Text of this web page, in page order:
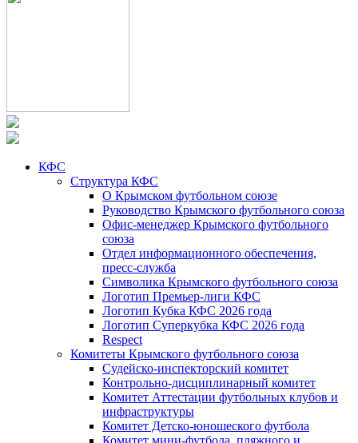
КФС
Структура КФС
О Крымском футбольном союзе
Руководство Крымского футбольного союза
Офис-менеджер Крымского футбольного
союза
Отдел информационного обеспечения,
пресс-служба
Символика Крымского футбольного союза
Логотип Премьер-лиги КФС
Логотип Кубка КФС 2026 года
Логотип Суперкубка КФС 2026 года
Respect
Комитеты Крымского футбольного союза
Судейско-инспекторский комитет
Контрольно-дисциплинарный комитет
Комитет Аттестации футбольных клубов и
инфраструктуры
Комитет Детско-юношеского футбола
Комитет мини-футбола, пляжного и